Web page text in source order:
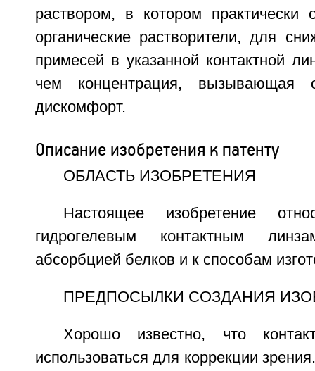
раствором, в котором практически
органические растворители, для
примесей в указанной контактной
чем концентрация, вызывающая
дискомфорт.
Описание изобретения к патенту
ОБЛАСТЬ ИЗОБРЕТЕНИЯ
Настоящее изобретение
гидрогелевым контактным
абсорбцией белков и к способам
ПРЕДПОСЫЛКИ СОЗДАНИЯ
Хорошо известно, что
использоваться для коррекции